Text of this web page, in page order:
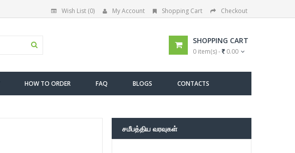
Wish List (0) My Account Shopping Cart Checkout
SHOPPING CART
0 item(s) - 0.00
HOW TO ORDER FAQ BLOGS CONTACTS
சமீபத்திய வரவுகள்